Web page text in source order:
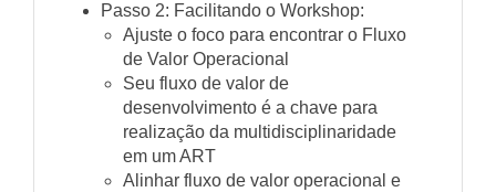
Passo 2: Facilitando o Workshop:
Ajuste o foco para encontrar o Fluxo
de Valor Operacional
Seu fluxo de valor de
desenvolvimento é a chave para
realização da multidisciplinaridade
em um ART
Alinhar fluxo de valor operacional e